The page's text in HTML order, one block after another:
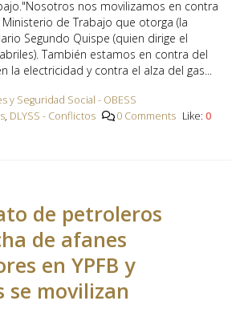
nos movilizamos en contra
de Trabajo que otorga (la
Segundo Quispe (quien dirige el
También estamos en contra del
la electricidad y contra el alza del gas...
y Seguridad Social - OBESS
, DLYSS - Conflictos 0 Comments Like:0
de petroleros
de afanes
en YPFB y
se movilizan